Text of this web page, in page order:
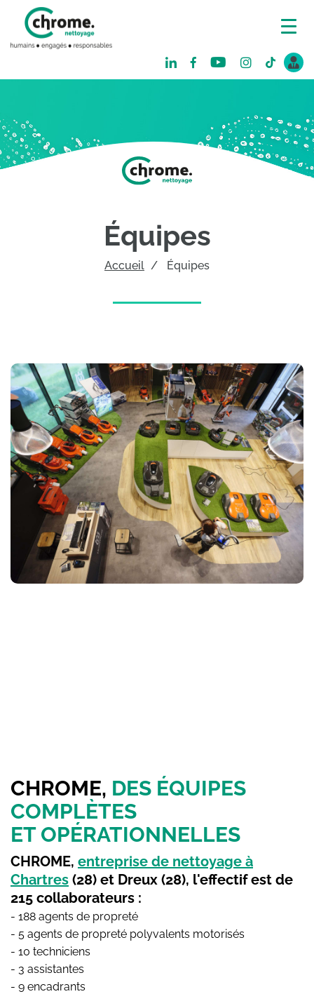
Équipes
Accueil Équipes
CHROME, DES ÉQUIPES
COMPLÈTES
ET OPÉRATIONNELLES
CHROME, entreprise de nettoyage à
Chartres (28) et Dreux (28), l'effectif est de
215 collaborateurs :
- 188 agents de propreté
- 5 agents de propreté polyvalents motorisés
- 10 techniciens
- 3 assistantes
- 9 encadrants